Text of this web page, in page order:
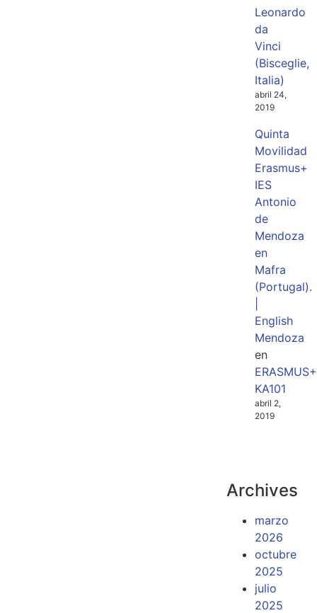
Leonardo
da
Vinci
(Bisceglie,
Italia)
abril 24,
2019
Quinta
Movilidad
Erasmus+
IES
Antonio
de
Mendoza
en
Mafra
(Portugal).
English
Mendoza
en
ERASMUS+
KA101
abril 2,
2019
Archives
marzo
2026
octubre
2025
julio
2025